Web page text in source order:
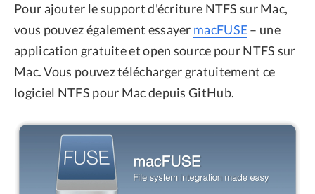
Pour ajouter le support d'écriture NTFS sur Mac,
vous pouvez également essayer macFUSE– une
application gratuite et open source pour NTFS sur
Mac. Vous pouvez télécharger gratuitement ce
logiciel NTFS pour Mac depuis GitHub.